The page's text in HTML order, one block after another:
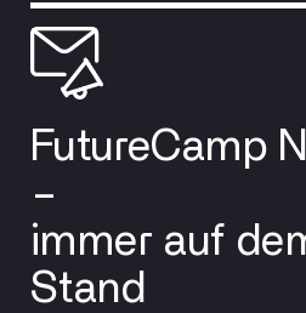
FutureCamp
–
immer auf
Stand